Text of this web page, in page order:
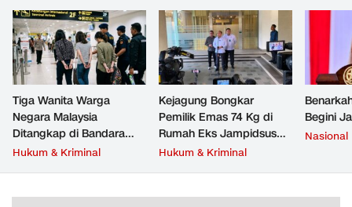
Tiga Wanita Warga
Negara Malaysia
Ditangkap di Bandara
Soetta, Bawa Beragam
Hukum & Kriminal
Kejagung Bongkar
Pemilik Emas 74 Kg di
Rumah Eks Jampidsus
Febrie Adriansyah
Hukum & Kriminal
Begini
Nasional